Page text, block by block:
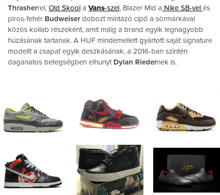
Thrasherrel, Old Skool a Vans-szel, Blazer Mid a Nike SB-vel és
piros-fehér Budweiserdobozt mintázó cipő a sörmárkával
közös kollab részeként, amit máig a brand egyik legnagyobb
húzásának tartanak. A HUF mindemellett gyártott saját signature
modellt a csapat egyik deszkásának, a 2016-ban szintén
daganatos betegségben elhunyt Dylan Riedernek is.